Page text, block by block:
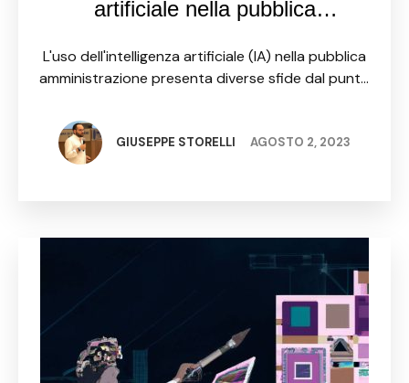
artificiale nella pubblica
dei diritti
L'uso dell'intelligenza artificiale (IA) nella pubblica
amministrazione presenta diverse sfide dal punto
cittadini. Questo articolo analizza alcune di
queste sfide e propone soluzioni …
GIUSEPPE STORELLI AGOSTO 2, 2023